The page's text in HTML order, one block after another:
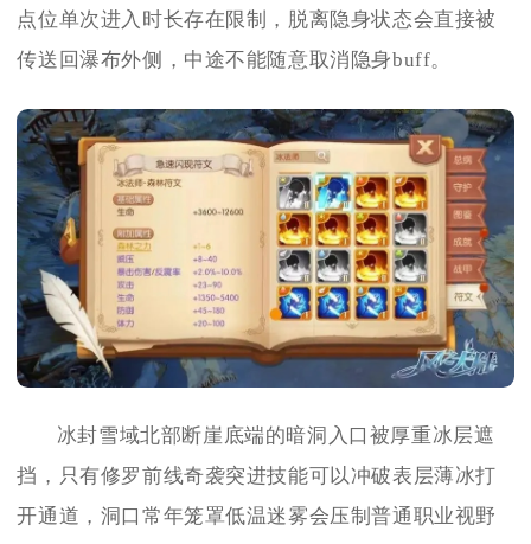
点位单次进入时长存在限制，脱离隐身状态会直接被
传送回瀑布外侧，中途不能随意取消隐身buff。
冰封雪域北部断崖底端的暗洞入口被厚重冰层遮
挡，只有修罗前线奇袭突进技能可以冲破表层薄冰打
开通道，洞口常年笼罩低温迷雾会压制普通职业视野